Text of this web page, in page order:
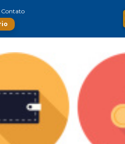
Contato